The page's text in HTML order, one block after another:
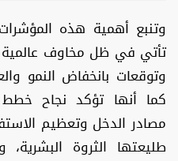
وتنبع أهمية هذه
تأتي في ظل مخاوف عالمية
وتوقعات بانخفاض النمو
كما أنها تؤكد نجاح خطط
مصادر الدخل وتعظيم
طليعتها الثروة